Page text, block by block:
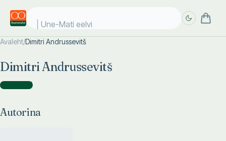
Une-Mati eelvii
Avaleht/Dimitri Andrussevitš
Dimitri Andrussevitš
Autorina )
Autorina